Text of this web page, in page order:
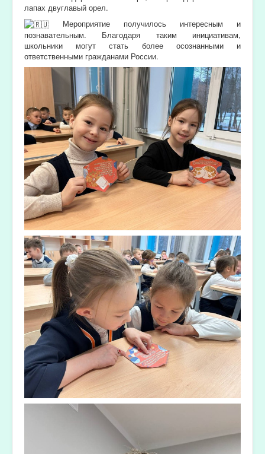
лапах двуглавый орел.
Мероприятие получилось интересным и
познавательным. Благодаря таким инициативам,
школьники могут стать более осознанными и
ответственными гражданами России.